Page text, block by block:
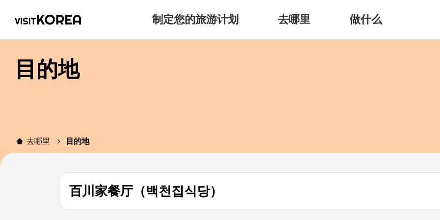
制定您的旅游计划 去哪里 做什么
目的地
去哪里 目的地
百川家餐厅（백천집식당）